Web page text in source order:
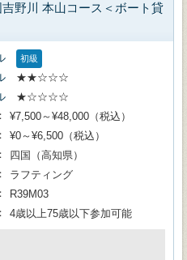
野川 本山コース＜ボート貸
初級
★★☆☆☆
★☆☆☆☆
¥7,500～¥48,000（税込）
¥0～¥6,500（税込）
四国（高知県）
ラフティング
R39M03
4歳以上75歳以下参加可能